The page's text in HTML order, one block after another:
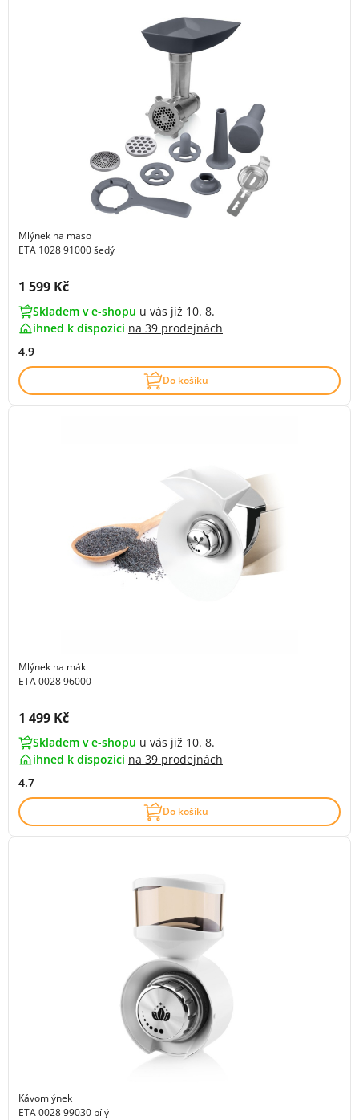
Mlýnek na maso
ETA 1028 91000 šedý
Cena s DPH:
1 599 Kč
Skladem v e-shopu u vás již 10. 8.
ihned k dispozici na 39 prodejnách
4.9
Do košíku
Mlýnek na mák
ETA 0028 96000
Cena s DPH:
1 499 Kč
Skladem v e-shopu u vás již 10. 8.
ihned k dispozici na 39 prodejnách
4.7
Do košíku
Kávomlýnek
ETA 0028 99030 bílý